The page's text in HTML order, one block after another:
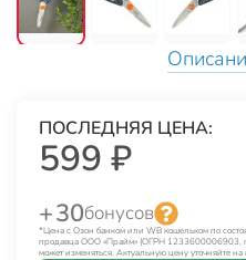
ПОСЛЕДНЯЯ ЦЕНА:
599 ₽
+ 30бонусов
*Цена с Озон банком или WB кошельком по
продавца ООО «Прайм» (ОГРН 1233600006903,
может изменяться. Актуальную цену уточняйте на